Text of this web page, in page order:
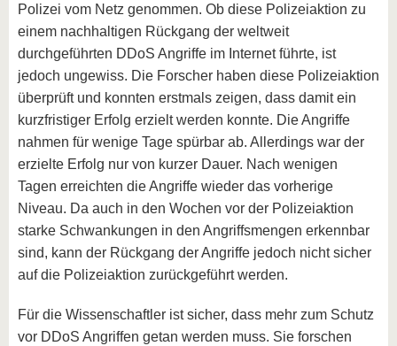
Polizei vom Netz genommen. Ob diese Polizeiaktion zu
einem nachhaltigen Rückgang der weltweit
durchgeführten DDoS Angriffe im Internet führte, ist
jedoch ungewiss. Die Forscher haben diese Polizeiaktion
überprüft und konnten erstmals zeigen, dass damit ein
kurzfristiger Erfolg erzielt werden konnte. Die Angriffe
nahmen für wenige Tage spürbar ab. Allerdings war der
erzielte Erfolg nur von kurzer Dauer. Nach wenigen
Tagen erreichten die Angriffe wieder das vorherige
Niveau. Da auch in den Wochen vor der Polizeiaktion
starke Schwankungen in den Angriffsmengen erkennbar
sind, kann der Rückgang der Angriffe jedoch nicht sicher
auf die Polizeiaktion zurückgeführt werden.
Für die Wissenschaftler ist sicher, dass mehr zum Schutz
vor DDoS Angriffen getan werden muss. Sie forschen